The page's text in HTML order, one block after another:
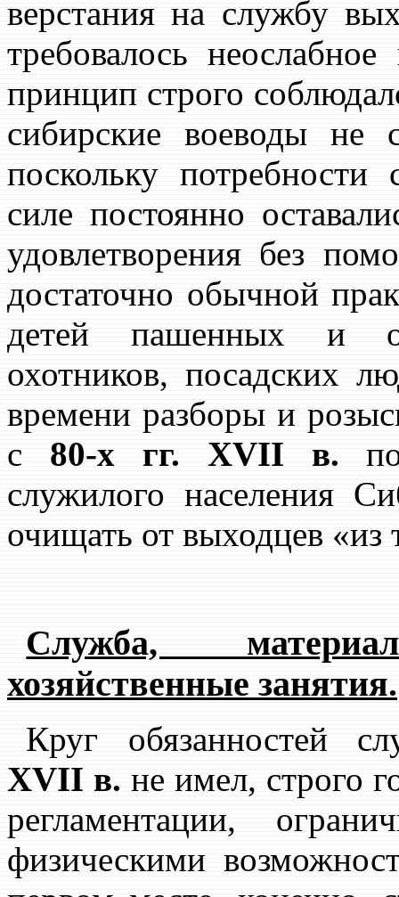
верстания на службу
требовалось
принцип строго
сибирские воеводы не
поскольку
силе постоянно
удовлетворения без
достаточно обычной
детей пашенных и
охотников, посадских
времени разборы и
с 80-х гг. XVII в.
служилого населения
очищать от выходцев «из
Служба,
хозяйственные занятия.
Круг обязанностей
XVII в. не имел, строго
регламентации,
физическими